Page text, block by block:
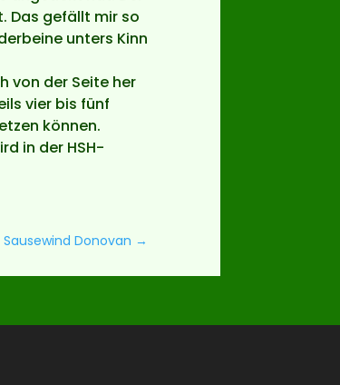
Das gefällt mir so
unters Kinn
von der Seite her
vier bis fünf
können.
in der HSH-
Donovan →